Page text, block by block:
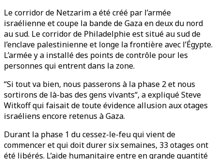
Le corridor de Netzarim a été créé par l’armée
israélienne et coupe la bande de Gaza en deux du nord
au sud. Le corridor de Philadelphie est situé au sud de
l’enclave palestinienne et longe la frontière avec l’Égypte.
L’armée y a installé des points de contrôle pour les
personnes qui entrent dans la zone.
“Si tout va bien, nous passerons à la phase 2 et nous
sortirons de là-bas des gens vivants“, a expliqué Steve
Witkoff qui faisait de toute évidence allusion aux otages
israéliens encore retenus à Gaza.
Durant la phase 1 du cessez-le-feu qui vient de
commencer et qui doit durer six semaines, 33 otages ont
été libérés. L’aide humanitaire entre en grande quantité